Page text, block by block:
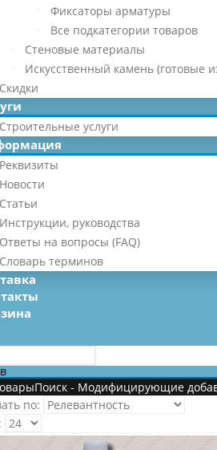
Фиксаторы арматуры
Все подкатегории товаров
Стеновые материалы
Искусственный камень (готовые
Скидки
Строительные услуги
Реквизиты
Новости
Статьи
Инструкции, руководства
Ответы на вопросы (FAQ)
Словарь терминов
Поиск - Модифицирующие
по: